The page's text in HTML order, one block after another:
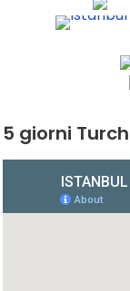
5 giorni